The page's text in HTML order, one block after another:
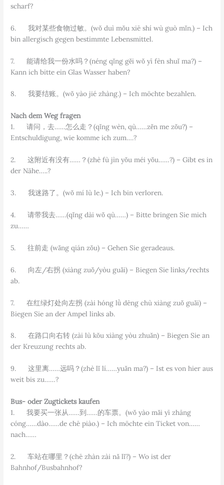
scharf?
6. 我对某些食物过敏。(wǒ duì mǒu xiē shí wù guò mǐn.) – Ich
bin allergisch gegen bestimmte Lebensmittel.
7. 能请给我一份水吗？(néng qǐng gěi wǒ yī fèn shuǐ ma?) –
Kann ich bitte ein Glas Wasser haben?
8. 我要结账。(wǒ yào jié zhàng.) – Ich möchte bezahlen.
Nach dem Weg fragen
1. 请问，去……怎么走？(qǐng wèn, qù……zěn me zǒu?) –
Entschuldigung, wie komme ich zum….?
2. 这附近有没有……？(zhè fù jìn yǒu méi yǒu……?) – Gibt es in
der Nähe…..?
3. 我迷路了。(wǒ mí lù le.) – Ich bin verloren.
4. 请带我去……(qǐng dài wǒ qù……) – Bitte bringen Sie mich
zu……
5. 往前走 (wǎng qián zǒu) – Gehen Sie geradeaus.
6. 向左/右拐 (xiàng zuǒ/yòu guǎi) – Biegen Sie links/rechts
ab.
7. 在红绿灯处向左拐 (zài hóng lǜ dēng chù xiàng zuǒ guǎi) –
Biegen Sie an der Ampel links ab.
8. 在路口向右转 (zài lù kǒu xiàng yòu zhuǎn) – Biegen Sie an
der Kreuzung rechts ab.
9. 这里离……远吗？(zhè lǐ lí……yuǎn ma?) – Ist es von hier aus
weit bis zu……?
Bus- oder Zugtickets kaufen
1. 我要买一张从……到……的车票。(wǒ yào mǎi yī zhāng
cóng……dào……de chē piào.) – Ich möchte ein Ticket von……
nach……
2. 车站在哪里？(chē zhàn zài nǎ lǐ?) – Wo ist der
Bahnhof/Busbahnhof?